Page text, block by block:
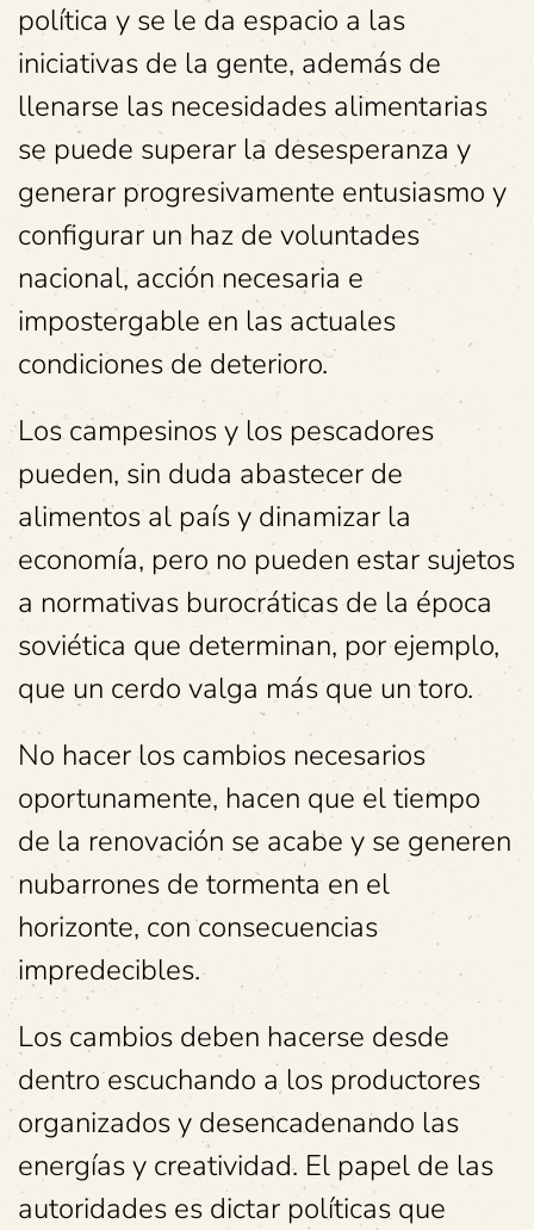
política y se le da espacio a las
iniciativas de la gente, además de
llenarse las necesidades alimentarias
se puede superar la desesperanza y
generar progresivamente entusiasmo y
configurar un haz de voluntades
nacional, acción necesaria e
impostergable en las actuales
condiciones de deterioro.
Los campesinos y los pescadores
pueden, sin duda abastecer de
alimentos al país y dinamizar la
economía, pero no pueden estar sujetos
a normativas burocráticas de la época
soviética que determinan, por ejemplo,
que un cerdo valga más que un toro.
No hacer los cambios necesarios
oportunamente, hacen que el tiempo
de la renovación se acabe y se generen
nubarrones de tormenta en el
horizonte, con consecuencias
impredecibles.
Los cambios deben hacerse desde
dentro escuchando a los productores
organizados y desencadenando las
energías y creatividad. El papel de las
autoridades es dictar políticas que